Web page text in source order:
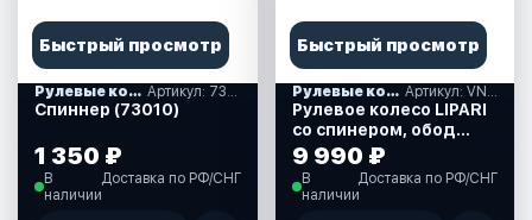
Быстрый просмотр
Рулевые колеса, спиннеры
Спиннер (73010)
1 350 ₽
В
наличии
Доставка по РФ/СНГ
Быстрый просмотр
Рулевые колеса, спиннеры
Рулевое колесо LIPARI
со спинером, обод
черный, спицы
серебяные, д. 280 мм.
(VN828050-01)
9 990 ₽
В
наличии
Доставка по РФ/СНГ